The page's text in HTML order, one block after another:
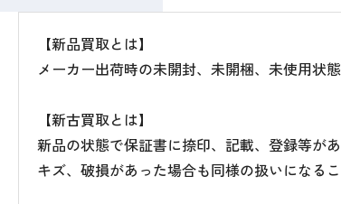
【新品買取とは】
メーカー出荷時の未開封、未開梱、未使用状
【新古買取とは】
新品の状態で保証書に捺印、記載、登録等が
キズ、破損があった場合も同様の扱いになるこ